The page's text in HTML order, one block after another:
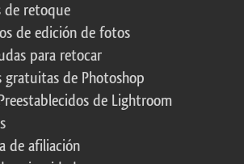
de retoque
de edición de fotos
para retocar
gratuitas de Photoshop
de Lightroom
de afiliación